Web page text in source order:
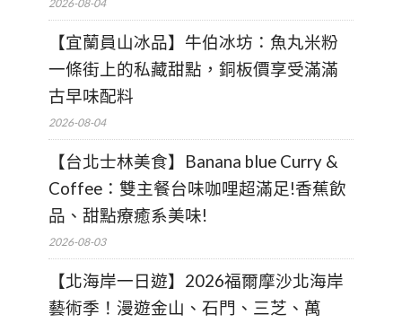
2026-08-04
【宜蘭員山冰品】牛伯冰坊：魚丸米粉
一條街上的私藏甜點，銅板價享受滿滿
古早味配料
2026-08-04
【台北士林美食】Banana blue Curry &
Coffee：雙主餐台味咖哩超滿足!香蕉飲
品、甜點療癒系美味!
2026-08-03
【北海岸一日遊】2026福爾摩沙北海岸
藝術季！漫遊金山、石門、三芝、萬